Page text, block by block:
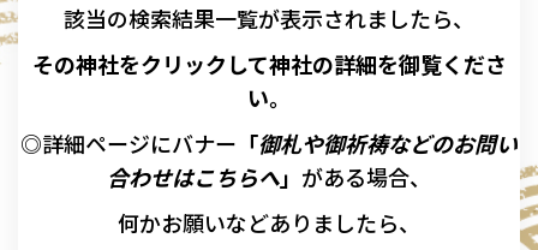
該当の検索結果一覧が表示されましたら、
その神社をクリックして神社の詳細を御覧くださ
い。
◎詳細ページにバナー 「御札や御祈祷などのお問い
合わせはこちらへ」 がある場合、
何かお願いなどありましたら、